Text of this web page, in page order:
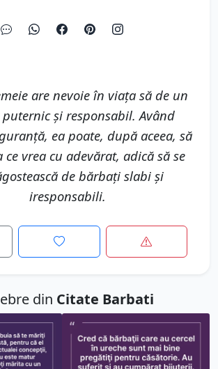
are nevoie în viaţa să de un
şi responsabil. Având
ea poate, după aceea, să
ce vrea cu adevărat, adică să se
de bărbaţi slabi şi
iresponsabili.
din Citate Barbati